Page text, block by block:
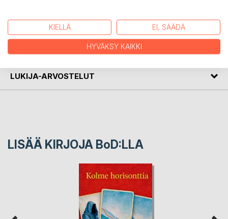
KIRJAILIJA
LEHDISTÖARVOSTELUT
LUKIJA-ARVOSTELUT
LISÄÄ KIRJOJA BoD:LLA
KIELLÄ EI, SÄÄDÄ
HYVÄKSY KAIKKI